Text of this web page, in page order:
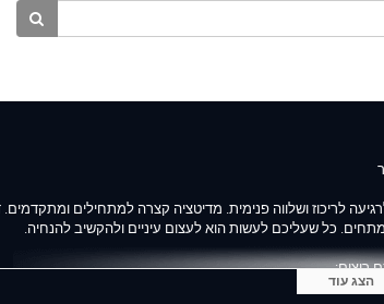
לריכוז ושלווה פנימית. מדיטציה קצרה למתחילים ומתקדמים.
כל שעליכם לעשות הוא לעצום עיניים ולהקשיב להנחיה.
רוצים:
הצג עוד